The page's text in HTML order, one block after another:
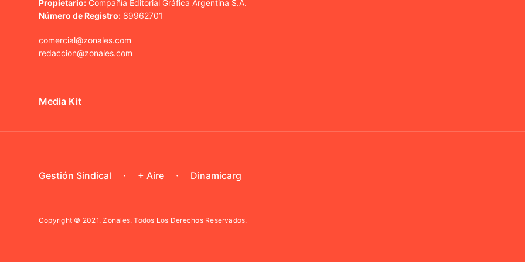
Propietario: Compañía Editorial Gráfica Argentina S.A.
Número de Registro: 89962701
comercial@zonales.com
redaccion@zonales.com
Media Kit
Gestión Sindical + Aire Dinamicarg
Copyright © 2021.Zonales. Todos Los Derechos Reservados.